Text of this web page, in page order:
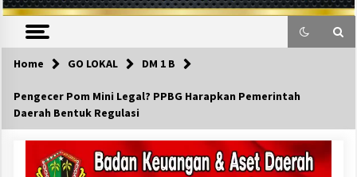
Home GO LOKAL DM 1 B
Pengecer Pom Mini Legal? PPBG Harapkan Pemerintah
Daerah Bentuk Regulasi